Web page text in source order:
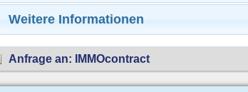
Weitere Informationen
Anfrage an: IMMOcontract